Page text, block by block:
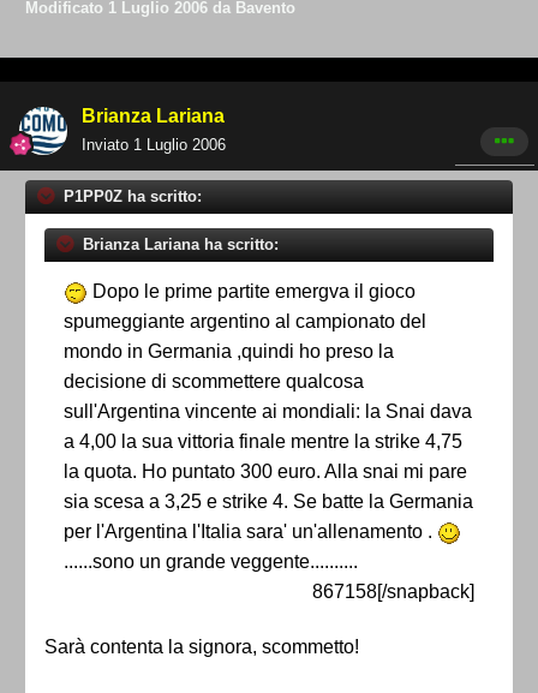
Modificato 1 Luglio 2006 da Bavento
Brianza Lariana
Inviato 1 Luglio 2006
P1PP0Z ha scritto:
Brianza Lariana ha scritto:
Dopo le prime partite emergva il gioco
spumeggiante argentino al campionato del
mondo in Germania ,quindi ho preso la
decisione di scommettere qualcosa
sull'Argentina vincente ai mondiali: la Snai dava
a 4,00 la sua vittoria finale mentre la strike 4,75
la quota. Ho puntato 300 euro. Alla snai mi pare
sia scesa a 3,25 e strike 4. Se batte la Germania
per l'Argentina l'Italia sara' un'allenamento .
......sono un grande veggente..........
867158[/snapback]
Sarà contenta la signora, scommetto!